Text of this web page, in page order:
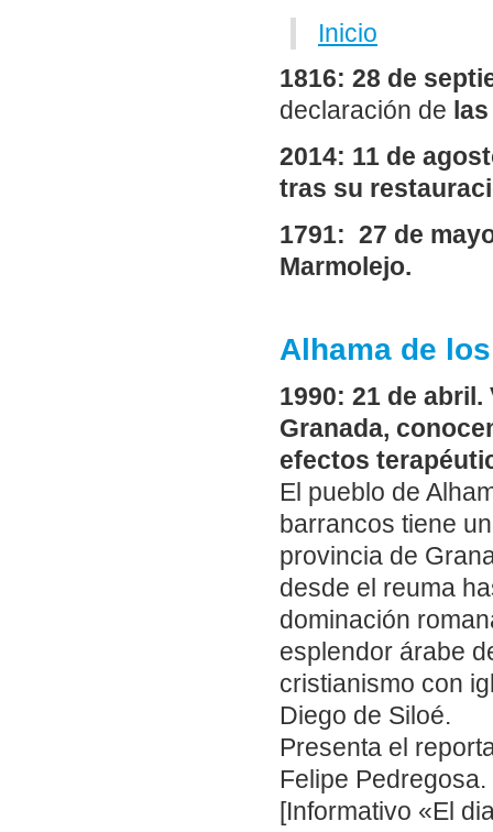
Inicio
1816: 28 de
declaración de
2014: 11 de
tras su
1791: 27 de
Marmolejo.
Alhama de
1990: 21 de
Granada,
efectos
El pueblo de
barrancos tiene
provincia de
desde el reuma
dominación
esplendor árabe
cristianismo con
Diego de Siloé.
Presenta el
Felipe Pedregosa.
[Informativo «El